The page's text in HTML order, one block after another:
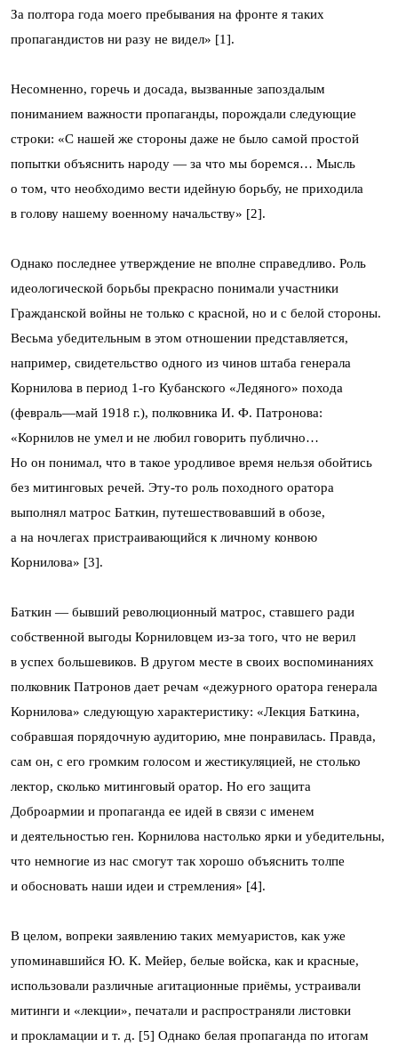
За полтора года моего пребывания на фронте я таких
пропагандистов ни разу не видел» [1].
Несомненно, горечь и досада, вызванные запоздалым
пониманием важности пропаганды, порождали следующие
строки: «С нашей же стороны даже не было самой простой
попытки объяснить народу — за что мы боремся… Мысль
о том, что необходимо вести идейную борьбу, не приходила
в голову нашему военному начальству» [2].
Однако последнее утверждение не вполне справедливо. Роль
идеологической борьбы прекрасно понимали участники
Гражданской войны не только с красной, но и с белой стороны.
Весьма убедительным в этом отношении представляется,
например, свидетельство одного из чинов штаба генерала
Корнилова в период 1-го Кубанского «Ледяного» похода
(февраль—май 1918 г.), полковника И. Ф. Патронова:
«Корнилов не умел и не любил говорить публично…
Но он понимал, что в такое уродливое время нельзя обойтись
без митинговых речей. Эту-то роль походного оратора
выполнял матрос Баткин, путешествовавший в обозе,
а на ночлегах пристраивающийся к личному конвою
Корнилова» [3].
Баткин — бывший революционный матрос, ставшего ради
собственной выгоды Корниловцем из-за того, что не верил
в успех большевиков. В другом месте в своих воспоминаниях
полковник Патронов дает речам «дежурного оратора генерала
Корнилова» следующую характеристику: «Лекция Баткина,
собравшая порядочную аудиторию, мне понравилась. Правда,
сам он, с его громким голосом и жестикуляцией, не столько
лектор, сколько митинговый оратор. Но его защита
Доброармии и пропаганда ее идей в связи с именем
и деятельностью ген. Корнилова настолько ярки и убедительны,
что немногие из нас смогут так хорошо объяснить толпе
и обосновать наши идеи и стремления» [4].
В целом, вопреки заявлению таких мемуаристов, как уже
упоминавшийся Ю. К. Мейер, белые войска, как и красные,
использовали различные агитационные приёмы, устраивали
митинги и «лекции», печатали и распространяли листовки
и прокламации и т. д. [5] Однако белая пропаганда по итогам